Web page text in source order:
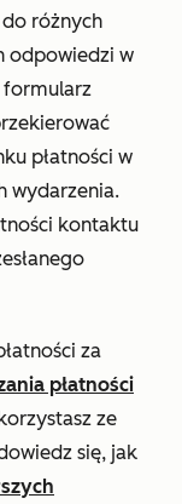
różnych
odpowiedzi w
formularz
płatności w
wydarzenia.
kontaktu
za
płatności
ze
się, jak